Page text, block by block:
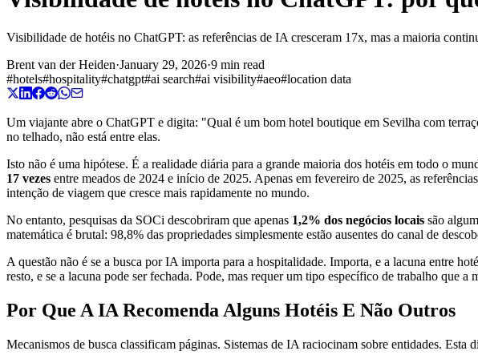
Visibilidade de hotéis no ChatGPT: as referências de IA cresceram 17x, mas a maioria
Brent van der Heiden·January 29, 2026·9 min read
#hotels#hospitality#chatgpt#ai search#ai visibility#aeo#location data
Um viajante abre o ChatGPT e digita: "Qual é um bom hotel boutique em Sevilha com
no telhado, não está entre elas.
Isto não é uma hipótese. É a realidade diária para a grande maioria dos hotéis em todo o
17 vezes entre meados de 2024 e início de 2025. Apenas em fevereiro de 2025, as
intenção de viagem que cresce mais rapidamente no mundo.
No entanto, pesquisas da SOCi descobriram que apenas 1,2% dos negócios locais são
matemática é brutal: 98,8% das propriedades simplesmente estão ausentes do canal de
A questão não é se a busca por IA importa para a hospitalidade. Importa, e a lacuna entre
resto, e se a lacuna pode ser fechada. Pode, mas requer um tipo específico de trabalho que
Por Que A IA Recomenda Alguns Hotéis E Não Outros
Mecanismos de busca classificam páginas. Sistemas de IA raciocinam sobre entidades.